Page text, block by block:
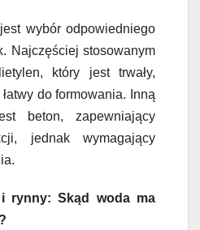
wybór odpowiedniego
Najczęściej stosowanym
który jest trwały,
do formowania. Inną
beton, zapewniający
jednak wymagający
rynny: Skąd woda ma